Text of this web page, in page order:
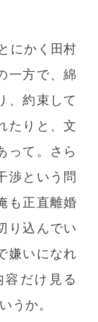
にかく田村
一方で、綿
、約束して
たりと、文
って。さら
渉という問
も正直離婚
り込んでい
嫌いになれ
だけ見る
うか。